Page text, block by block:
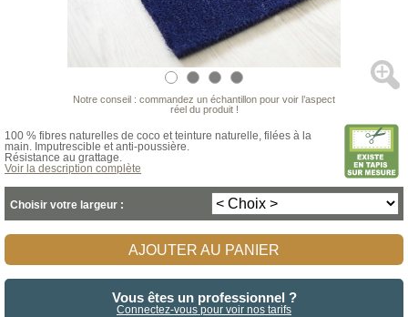
Notre conseil : commandez un échantillon pour voir l’aspect
réel du produit !
100 % fibres naturelles de coco et teinture naturelle, filées à la
main. Imputrescible et anti-poussière.
Résistance au grattage.
Voir la description complète
Choisir votre largeur :
AJOUTER AU PANIER
Vous êtes un professionnel ?
Connectez-vous pour voir nos tarifs